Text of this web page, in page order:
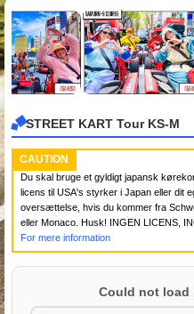
STREET KART Tour KS-M
CAUTION
Du skal bruge et gyldigt japansk
licens til USA's styrker i Japan eller dit
oversættelse, hvis du kommer fra
eller Monaco. Husk! INGEN LICENS,
For mere information
Could not load